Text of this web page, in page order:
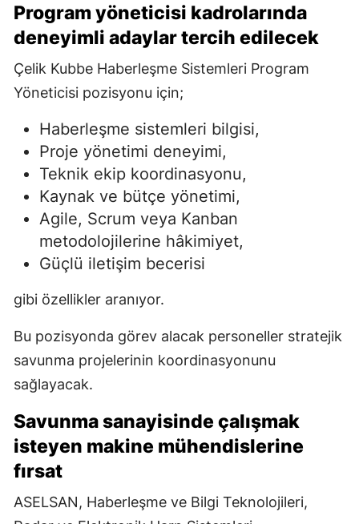
Program yöneticisi kadrolarında
deneyimli adaylar tercih edilecek
Çelik Kubbe Haberleşme Sistemleri Program
Yöneticisi pozisyonu için;
Haberleşme sistemleri bilgisi,
Proje yönetimi deneyimi,
Teknik ekip koordinasyonu,
Kaynak ve bütçe yönetimi,
Agile, Scrum veya Kanban
metodolojilerine hâkimiyet,
Güçlü iletişim becerisi
gibi özellikler aranıyor.
Bu pozisyonda görev alacak personeller stratejik
savunma projelerinin koordinasyonunu
sağlayacak.
Savunma sanayisinde çalışmak
isteyen makine mühendislerine
fırsat
ASELSAN, Haberleşme ve Bilgi Teknolojileri,